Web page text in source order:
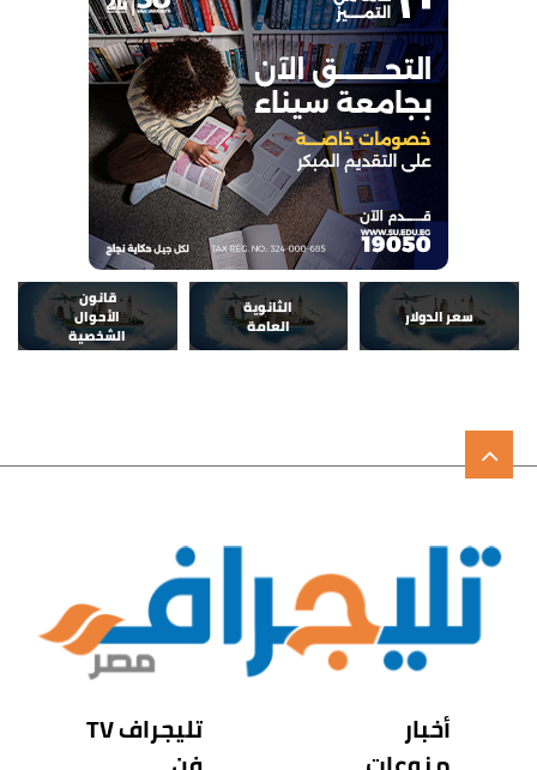
سعر الدولار
الثانوية
العامة
قانون
الأحوال
الشخصية
أخبار
تليجراف TV